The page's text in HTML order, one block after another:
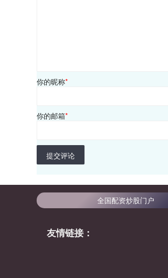
你的昵称*
你的邮箱*
提交评论
全国配资炒股门户
友情链接：